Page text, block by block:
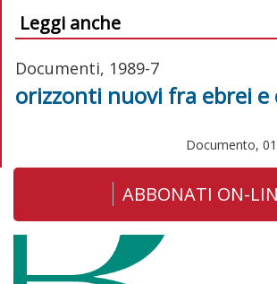
Leggi anche
Documenti, 1989-7
orizzonti nuovi fra ebrei e
Documento,
ABBONATI ON-